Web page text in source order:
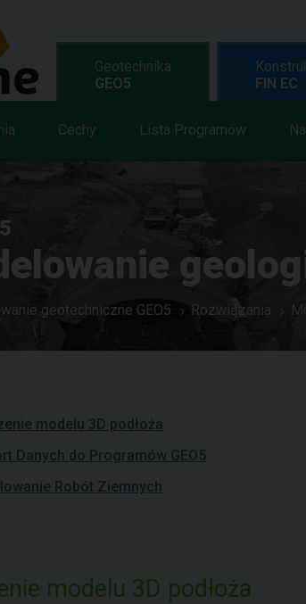
Geotechnika
GEO5
Cechy Lista Programów
FIN EC
geotechniczne GEO5 Rozwiązania
modelu 3D podłoża
Danych do Programów GEO5
Robót Ziemnych
modelu 3D podłoża